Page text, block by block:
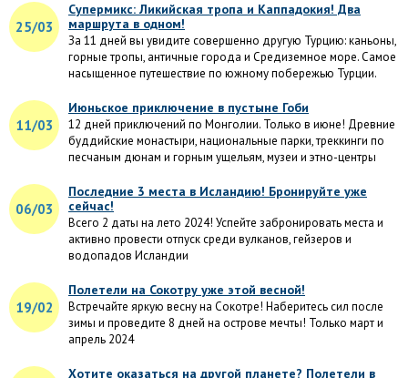
25/03
Супермикс: Ликийская тропа и Каппадокия! Два
маршрута в одном!
За 11 дней вы увидите совершенно другую Турцию: каньоны,
горные тропы, античные города и Средиземное море. Самое
насыщенное путешествие по южному побережью Турции.
11/03
Июньское приключение в пустыне Гоби
12 дней приключений по Монголии. Только в июне! Древние
буддийские монастыри, национальные парки, треккинги по
песчаным дюнам и горным ущельям, музеи и этно-центры
06/03
Последние 3 места в Исландию! Бронируйте уже
сейчас!
Всего 2 даты на лето 2024! Успейте забронировать места и
активно провести отпуск среди вулканов, гейзеров и
водопадов Исландии
19/02
Полетели на Сокотру уже этой весной!
Встречайте яркую весну на Сокотре! Наберитесь сил после
зимы и проведите 8 дней на острове мечты! Только март и
апрель 2024
Хотите оказаться на другой планете? Полетели в